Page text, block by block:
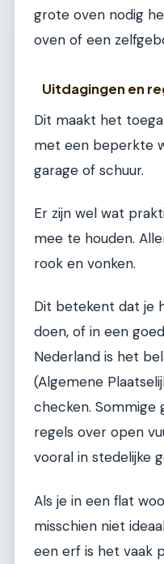
grote oven nodig
oven of een
Uitdagingen en
Dit maakt het
met een beperkte
garage of schuur.
Er zijn wel wat
mee te houden.
rook en vonken.
Dit betekent dat je
doen, of in een
Nederland is het
(Algemene
checken.
regels over open
vooral in stedelijke
Als je in een flat
misschien niet
een erf is het vaak